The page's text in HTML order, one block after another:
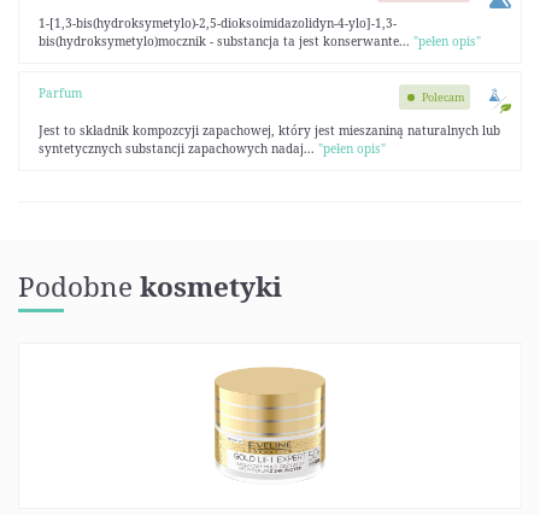
1-[1,3-bis(hydroksymetylo)-2,5-dioksoimidazolidyn-4-ylo]-1,3-
bis(hydroksymetylo)mocznik - substancja ta jest konserwante... "pełen opis"
Parfum
Jest to składnik kompozcyji zapachowej, który jest mieszaniną naturalnych lub
syntetycznych substancji zapachowych nadaj... "pełen opis"
Polecam
Podobne kosmetyki